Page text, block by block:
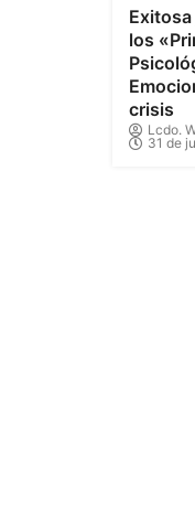
los
crisis
Lcdo.
31 de